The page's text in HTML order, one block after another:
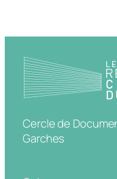
Cercle de
Garches